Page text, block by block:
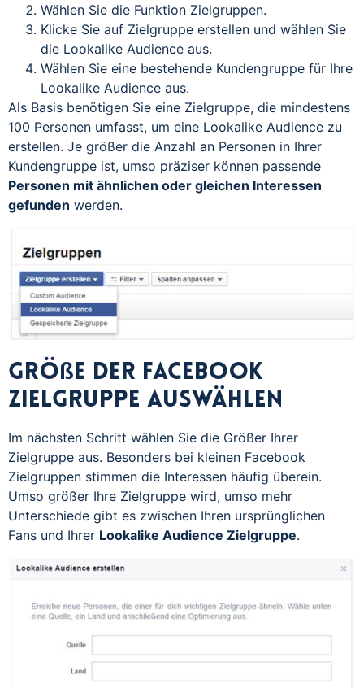
Wählen Sie die Funktion Zielgruppen.
Klicke Sie auf Zielgruppe erstellen und wählen Sie
die Lookalike Audience aus.
Wählen Sie eine bestehende Kundengruppe für Ihre
Lookalike Audience aus.
Als Basis benötigen Sie eine Zielgruppe, die mindestens
100 Personen umfasst, um eine Lookalike Audience zu
erstellen. Je größer die Anzahl an Personen in Ihrer
Kundengruppe ist, umso präziser können passende
Personen mit ähnlichen oder gleichen Interessen
gefunden werden.
Größe der Facebook
Zielgruppe auswählen
Im nächsten Schritt wählen Sie die Größer Ihrer
Zielgruppe aus. Besonders bei kleinen Facebook
Zielgruppen stimmen die Interessen häufig überein.
Umso größer Ihre Zielgruppe wird, umso mehr
Unterschiede gibt es zwischen Ihren ursprünglichen
Fans und Ihrer Lookalike Audience Zielgruppe.